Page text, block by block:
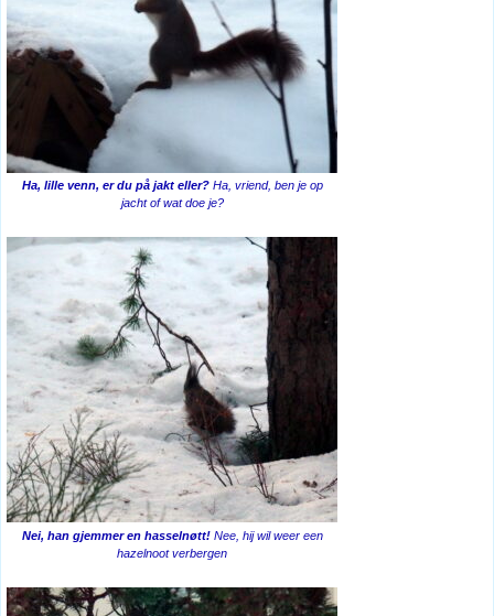
Ha, lille venn, er du på jakt eller?Ha, vriend, ben je op
jacht of wat doe je?
Nei, han gjemmer en hasselnøtt!Nee, hij wil weer een
hazelnoot verbergen